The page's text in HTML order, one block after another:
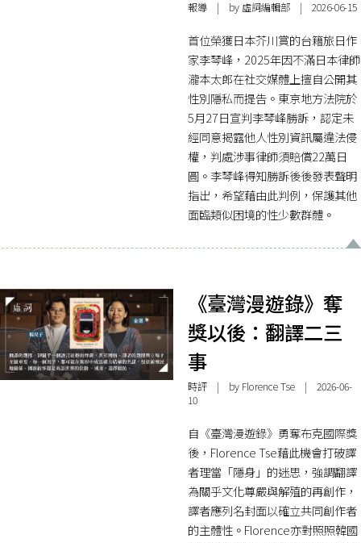
報導| by 虛詞編輯部 | 2026-06-15
首位榮獲日本芥川賞的台籍旅日作
家李琴峰，2025年因不滿日本律師
瀧本太郎在社交媒體上擅自公開其
性別隱私而提告。東京地方法院於
5月27日宣判李琴峰勝訴，認定未
經同意揭露他人性別資訊屬違法侵
權，判處涉事律師須賠償22萬日
圓。李琴峰得知勝訴後後發表聲明
指出，希望藉由此判例，保護其他
面臨類似困境的性少數群體。
《臺灣漫遊錄》奪
獎以後：翻譯二三
事
時評| by Florence Tse | 2026-06-
10
自《臺灣漫遊錄》勇奪布克國際獎
後，Florence Tse藉此機會打破譯
者理當「隱身」的迷思，強調翻譯
為關乎文化尊嚴與解殖的再創作，
譯者應列名封面以確立共同創作者
的主體性。Florence亦對照照韓國